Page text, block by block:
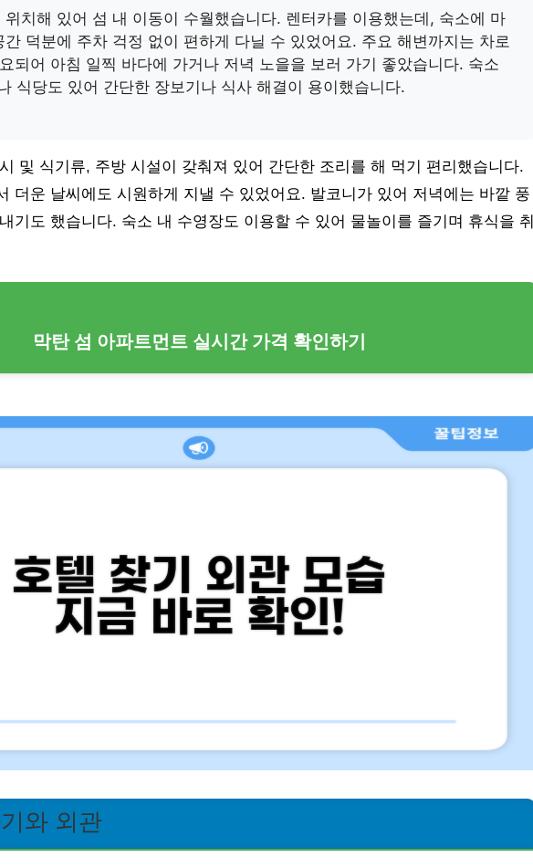
위치해 있어 섬 내 이동이 수월했습니다. 렌터카를 이용했는데, 숙소에 마
간 덕분에 주차 걱정 없이 편하게 다닐 수 있었어요. 주요 해변까지는 차로
되어 아침 일찍 바다에 가거나 저녁 노을을 보러 가기 좋았습니다. 숙소
식당도 있어 간단한 장보기나 식사 해결이 용이했습니다.
및 식기류, 주방 시설이 갖춰져 있어 간단한 조리를 해 먹기 편리했습니다.
더운 날씨에도 시원하게 지낼 수 있었어요. 발코니가 있어 저녁에는 바깥 풍
기도 했습니다. 숙소 내 수영장도 이용할 수 있어 물놀이를 즐기며 휴식을 취
막탄 섬 아파트먼트 실시간 가격 확인하기
와 외관